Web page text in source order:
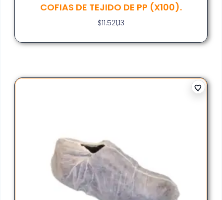
COFIAS DE TEJIDO DE PP (X100).
$11.521,13